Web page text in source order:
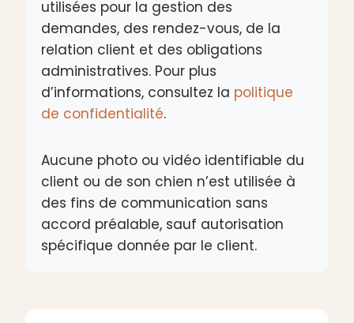
utilisées pour la gestion des
demandes, des rendez-vous, de la
relation client et des obligations
administratives. Pour plus
d’informations, consultez la politique
de confidentialité.
Aucune photo ou vidéo identifiable du
client ou de son chien n’est utilisée à
des fins de communication sans
accord préalable, sauf autorisation
spécifique donnée par le client.